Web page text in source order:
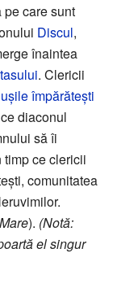
care sunt
Discul,
înaintea
. Clericii
ușile împărătești
diaconul
să îi
timp ce clericii
comunitatea
). (Notă:
el singur